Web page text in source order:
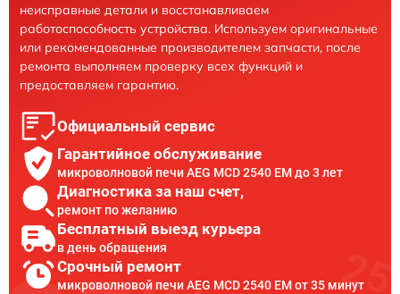
неисправные детали и восстанавливаем
работоспособность устройства. Используем оригинальные
или рекомендованные производителем запчасти, после
ремонта выполняем проверку всех функций и
предоставляем гарантию.
Официальный сервис
Гарантийное обслуживание
микроволновой печи AEG MCD 2540 EM до 3 лет
Диагностика за наш счет,
ремонт по желанию
Бесплатный выезд курьера
в день обращения
Срочный ремонт
микроволновой печи AEG MCD 2540 EM от 35 минут